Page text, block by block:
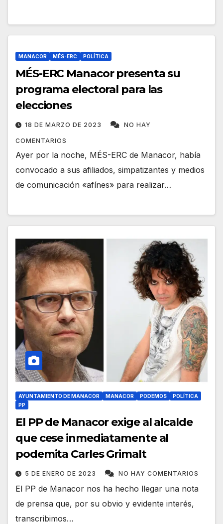
MANACOR MÉS-ERC POLÍTICA
MÉS-ERC Manacor presenta su
programa electoral para las
elecciones
18 DE MARZO DE 2023 NO HAY
COMENTARIOS
Ayer por la noche, MÉS-ERC de Manacor, había
convocado a sus afiliados, simpatizantes y medios
de comunicación «afínes» para realizar…
AYUNTAMIENTO DE MANACOR MANACOR PODEMOS
POLÍTICA
PP
El PP de Manacor exige al alcalde
que cese inmediatamente al
podemita Carles Grimalt
5 DE ENERO DE 2023 NO HAY COMENTARIOS
El PP de Manacor nos ha hecho llegar una nota
de prensa que, por su obvio y evidente interés,
transcribimos…